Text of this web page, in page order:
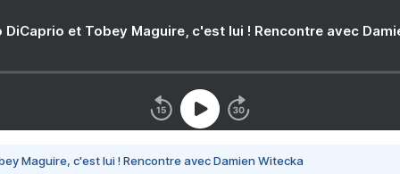
DiCaprio et Tobey Maguire, c'est lui ! Rencontre avec
Maguire, c'est lui ! Rencontre avec Damien Witecka